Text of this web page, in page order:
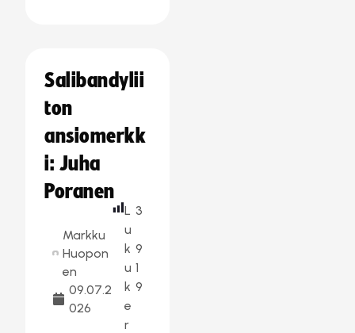
Salibandylii
ton
ansiomerkk
i: Juha
Poranen
Markku
Huopon
en
09.07.2
026
L
u
k
u
k
e
r
3
9
1
9